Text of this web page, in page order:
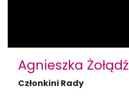
Agnieszka Żołądź
Członkini Rady